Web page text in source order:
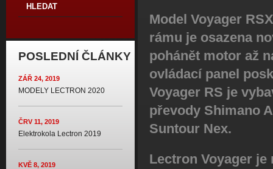
HLEDAT
POSLEDNÍ ČLÁNKY
ZÁŘ 24, 2019
MODELY LECTRON 2020
ČRV 11, 2019
Elektrokola Lectron 2019
KVĚ 8, 2019
Model Voyager
rámu je osazena
pohánět motor až
ovládací panel
Voyager RS je
převody Shimano
Suntour Nex.
Lectron Voyager